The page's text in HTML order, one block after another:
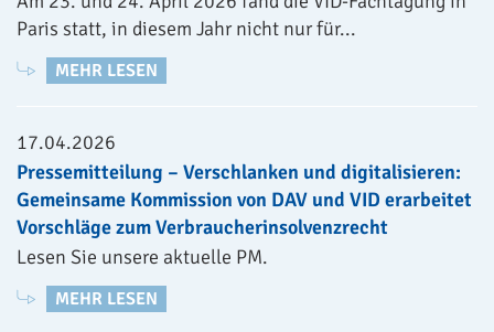
Paris statt, in diesem Jahr nicht nur für...
MEHR LESEN
17.04.2026
Pressemitteilung – Verschlanken und digitalisieren:
Gemeinsame Kommission von DAV und VID erarbeitet
Vorschläge zum Verbraucherinsolvenzrecht
Lesen Sie unsere aktuelle PM.
MEHR LESEN